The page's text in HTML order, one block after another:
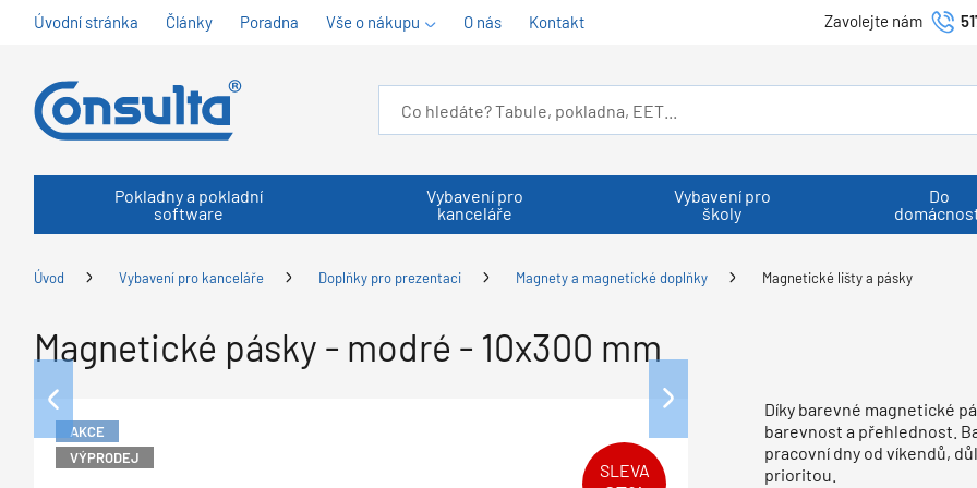
Úvodní stránka Články Poradna Vše o nákupu O nás Kontakt Zavolejte nám
Pokladny a pokladní
software
Vybavení pro
kanceláře
Vybavení pro
školy
Do
Úvod Vybavení pro kanceláře Doplňky pro prezentaci Magnety a magnetické doplňky Magnetické lišty a pásky
Magnetické pásky - modré - 10x300 mm
AKCE
VÝPRODEJ
SLEVA
Díky barevné magnetické
barevnost a přehlednost.
pracovní dny od víkendů,
prioritou.